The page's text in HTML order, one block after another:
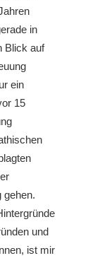
in
Blick auf
ein
15
gehen.
und
ist mir